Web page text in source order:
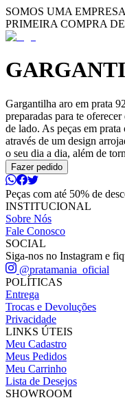
SOMOS UMA
PRIMEIRA COMPRA DE
Gargantilha aro em prata
preparadas para te
de lado. As peças em
através de um design
o seu dia a dia, além de
Fazer pedido
Peças com até 50% de
INSTITUCIONAL
Sobre Nós
Fale Conosco
SOCIAL
Siga-nos no Instagram e
@pratamania_oficial
POLÍTICAS
Entrega
Trocas e Devoluções
Privacidade
LINKS ÚTEIS
Meu Cadastro
Meus Pedidos
Meu Carrinho
Lista de Desejos
SHOWROOM